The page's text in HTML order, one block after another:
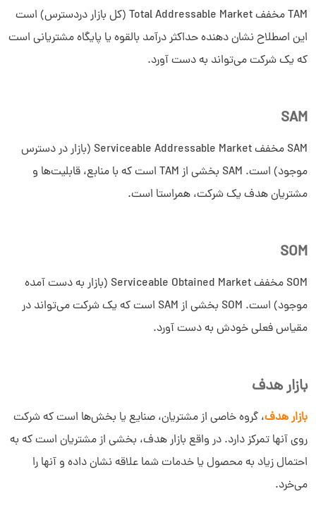
TAM مخفف Total Addressable Market (کل بازار دردسترس) است
این اصطلاح نشان دهنده حداکثر درآمد بالقوه یا پایگاه مشتریانی است
که یک شرکت می‌تواند به دست آورد.
SAM
SAM مخفف Serviceable Addressable Market (بازار در دسترس
موجود) است. SAM بخشی از TAM است که با منابع، قابلیت‌ها و
مشتریان هدف یک شرکت، همراستا است.
SOM
SOM مخفف Serviceable Obtained Market (بازار به دست آمده
موجود) است. SOM بخشی از SAM است که یک شرکت می‌تواند در
مقیاس فعلی خودش به دست آورد.
بازار هدف
بازار هدف، گروه خاصی از مشتریان، صنایع یا بخش‌ها است که شرکت
روی آنها تمرکز دارد. در واقع بازار هدف، بخشی از مشتریان است که به
احتمال زیاد به محصول یا خدمات شما علاقه نشان داده و آنها را
می‌خرد.